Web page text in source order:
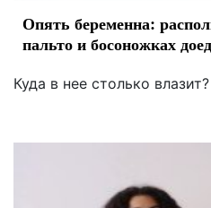
Опять беременна:
пальто и босоножках
Куда в нее столько влазит?